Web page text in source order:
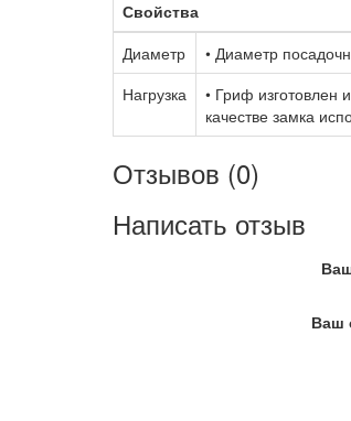
Свойства
Диаметр
• Диаметр
Нагрузка
• Гриф изготовлен
качестве замка
Отзывов (0)
Написать отзыв
Ваш